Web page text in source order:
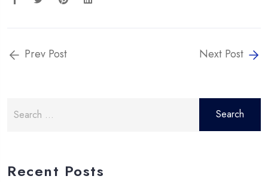
Prev Post Next Post
for:
Recent Posts